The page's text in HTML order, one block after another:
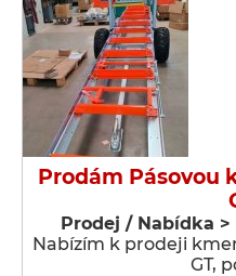
Prodám Pásovou
Prodej / Nabídka
Nabízím k prodeji
GT,